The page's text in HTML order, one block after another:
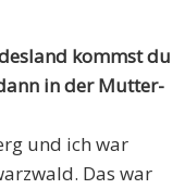
kommst du
in der Mutter-
und ich war
Das war